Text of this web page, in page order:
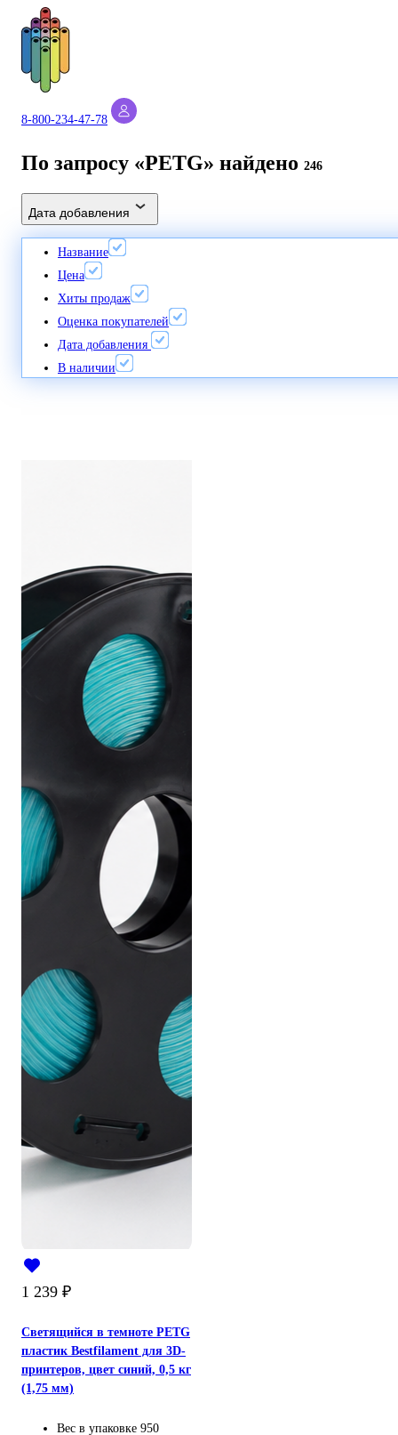
8-800-234-47-78
По запросу «PETG» найдено 246
Дата добавления
Название
Цена
Хиты продаж
Оценка покупателей
Дата добавления
В наличии
1 239 ₽
Светящийся в темноте PETG
пластик Bestfilament для 3D-
принтеров, цвет синий, 0,5 кг
(1,75 мм)
Вес в упаковке 950